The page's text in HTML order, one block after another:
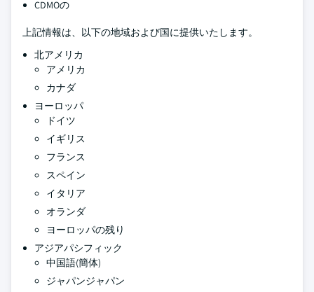
CDMOの
上記情報は、以下の地域および国に提供いたします。
北アメリカ
アメリカ
カナダ
ヨーロッパ
ドイツ
イギリス
フランス
スペイン
イタリア
オランダ
ヨーロッパの残り
アジアパシフィック
中国語(簡体)
ジャパンジャパン